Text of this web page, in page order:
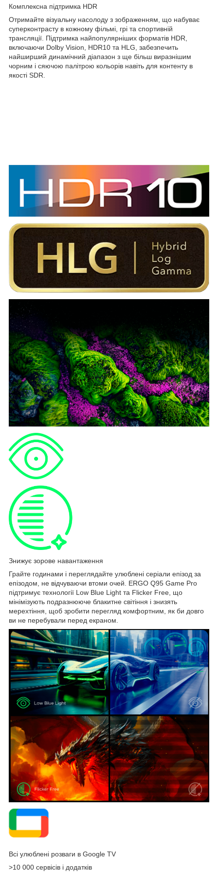
Комплексна підтримка HDR
Отримайте візуальну насолоду з зображенням, що набуває
суперконтрасту в кожному фільмі, грі та спортивній
трансляції. Підтримка найпопулярніших форматів HDR,
включаючи Dolby Vision, HDR10 та HLG, забезпечить
найширший динамічний діапазон з ще більш виразнішим
чорним і сяючою палітрою кольорів навіть для контенту в
якості SDR.
Знижує зорове навантаження
Грайте годинами і переглядайте улюблені серіали епізод за
епізодом, не відчуваючи втоми очей. ERGO Q95 Game Pro
підтримує технології Low Blue Light та Flicker Free, що
мінімізують подразнююче блакитне світіння і знизять
мерехтіння, щоб зробити перегляд комфортним, як би довго
ви не перебували перед екраном.
Всі улюблені розваги в Google TV
>10 000 сервісів і додатків